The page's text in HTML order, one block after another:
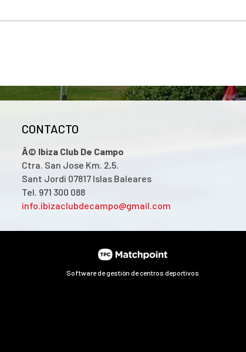
CONTACTO
Â© Ibiza Club De Campo
Ctra. San Jose Km. 2,5.
Sant Jordi 07817 Islas Baleares
Tel. 971 300 088
info.ibizaclubdecampo@gmail.com
Software de gestión de centros deportivos